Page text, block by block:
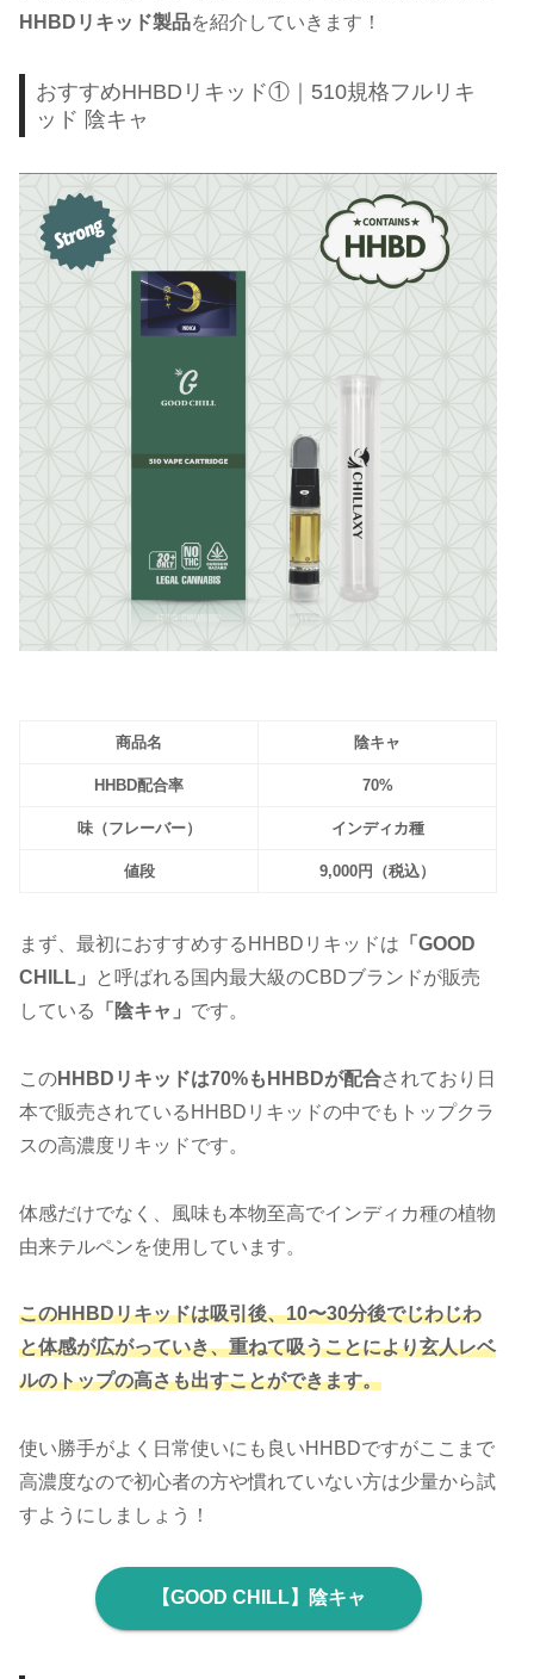
HHBDリキッド製品を紹介していきます！
おすすめHHBDリキッド①｜510規格フルリキ
ッド 陰キャ
商品名 陰キャ
HHBD配合率 70%
味（フレーバー） インディカ種
値段 9,000円（税込）
まず、最初におすすめするHHBDリキッドは 「GOOD
CHILL」
と呼ばれる国内最大級のCBDブランドが販売
している
「陰キャ」 です。
このHHBDリキッドは70%もHHBDが配合されており日
本で販売されているHHBDリキッドの中でもトップクラ
スの高濃度リキッドです。
体感だけでなく、風味も本物至高でインディカ種の植物
由来テルペンを使用しています。
このHHBDリキッドは吸引後、10〜30分後でじわじわ
と体感が広がっていき、重ねて吸うことにより玄人レベ
ルのトップの高さも出すことができます。
使い勝手がよく日常使いにも良いHHBDですがここまで
高濃度なので初心者の方や慣れていない方は少量から試
すようにしましょう！
【GOOD CHILL】陰キャ